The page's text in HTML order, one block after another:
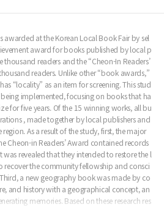
awarded at the Korean Local Book Fair by sel
award for books published by local p
thousand readers and the “Cheon-In Readers’
readers. Unlike other “book awards,”
“locality” as an item for screening. This stud
implemented, focusing on books that ha
for five years. Of the 15 winning works, all bu
, made together by local publishers and
As a result of the study, first, the major
Cheon-in Readers’ Award contained records
revealed that they intended to restore the l
recover the community fellowship and consci
a new geography book was made by co
and history with a geographical concept, an
memories. Based on these research res